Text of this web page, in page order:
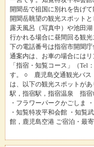
開聞岳で祖国に別れを告げ
開聞岳眺望の観光スポット
露天風呂（写真中）や池田
行かれる場合に昼間回る観
下の電話番号は指宿市開聞
通案内は、お車の場合には
「指宿・知覧コース」（Tel
す。 ○ 鹿児島交通観光バス
は、以下の観光スポットが
駅，指宿駅，指宿温泉 指宿
・フラワーパークかごしま
・知覧特攻平和会館 ・知覧
館，鹿児島空港 ご宿泊・最